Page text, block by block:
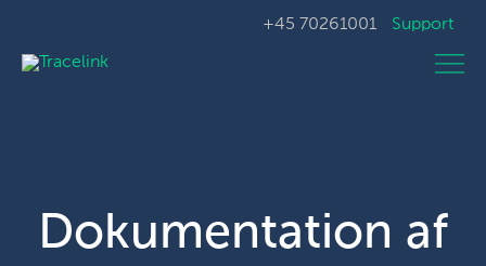
+45 70261001 Support
Dokumentation af